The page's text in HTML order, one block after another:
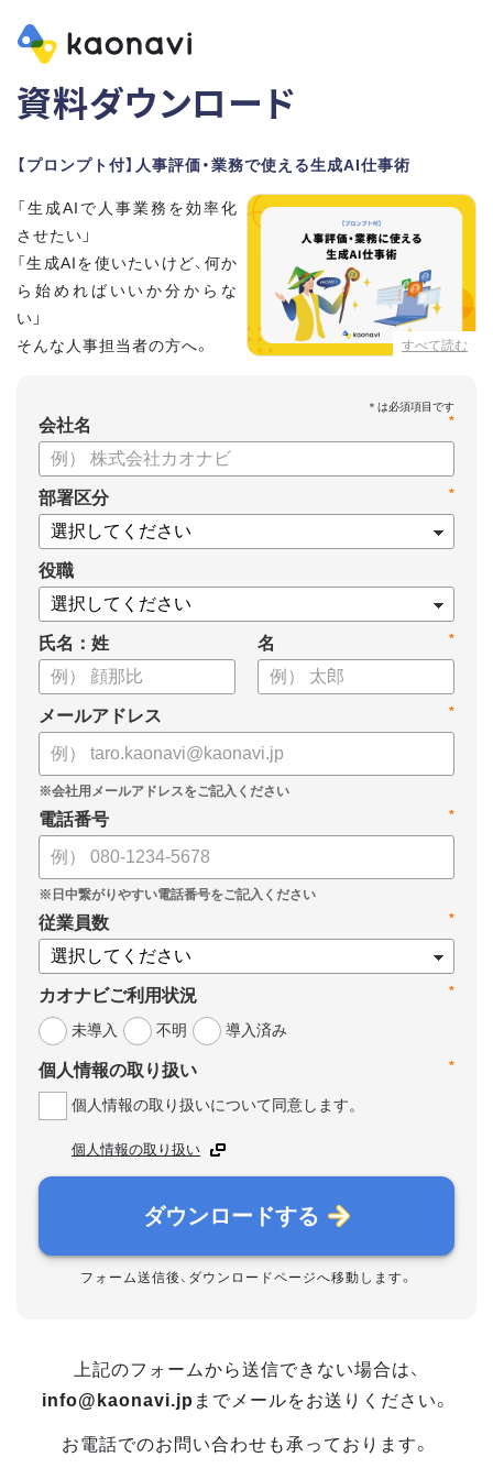
資料ダウンロード
【プロンプト付】人事評価・業務で使える生成AI仕事術
すべて読む
「生成AIで人事業務を効率化
させたい」
「生成AIを使いたいけど、何か
ら始めればいいか分からな
い」
そんな人事担当者の方へ。
本資料では、人事担当者300名の実態調査をもとに現場ですぐ
に役立つ生成AI活用術を紹介しています。
生成AI利用時のポイントや注意事項もまとめているため、これ
から始める方も安心です。評価シートフォーマットの作成や素
案の生成など、コピペで使えるプロンプトも収録！
生成AIを「壁打ち相手」や「作業アシスタント」にして、明日か
らの人事業務を効率化してみませんか？
【資料の内容】
・人事担当者に聞いた「生成AI活用に関する実態調査」
・生成AI利用における注意点やルール
・今日から使えるプロンプト集（人事評価、エンゲージメント業
務）
*
会社名
*
部署区分
役職
氏名：姓 *
名
*
メールアドレス
*
電話番号
*
従業員数
*
カオナビご利用状況
未導入
不明 導入済み
*
個人情報の取り扱い
個人情報の取り扱いについて同意します。
個人情報の取り扱い
ダウンロードする
フォーム送信後、ダウンロードページへ移動します。
上記のフォームから送信できない場合は、
info@kaonavi.jp までメールをお送りください。
お電話でのお問い合わせも承っております。